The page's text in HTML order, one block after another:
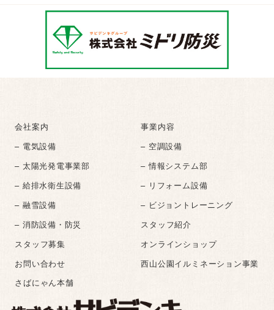
会社案内
事業内容
– 電気設備
– 空調設備
– 太陽光発電事業部
– 情報システム部
– 給排水衛生設備
– リフォーム設備
– 融雪設備
– ビジョントレーニング
– 消防設備・防災
スタッフ紹介
スタッフ募集
オンラインショップ
お問い合わせ
西山公園イルミネーション事業
さばにゃん本舗